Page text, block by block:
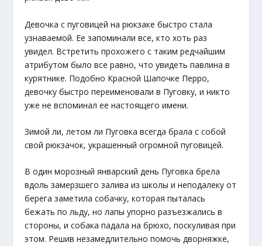
Девочка с пуговицей на рюкзаке быстро стала
узнаваемой. Ее запоминали все, кто хоть раз
увидел. Встретить прохожего с таким редчайшим
атрибутом было все равно, что увидеть павлина в
курятнике. Подобно Красной Шапочке Перро,
девочку быстро переименовали в Пуговку, и никто
уже не вспоминал ее настоящего имени.
Зимой ли, летом ли Пуговка всегда брала с собой
свой рюкзачок, украшенный огромной пуговицей.
В один морозный январский день Пуговка брела
вдоль замерзшего залива из школы и неподалеку от
берега заметила собачку, которая пыталась
бежать по льду, но лапы упорно разъезжались в
стороны, и собака падала на брюхо, поскуливая при
этом. Решив незамедлительно помочь дворняжке,